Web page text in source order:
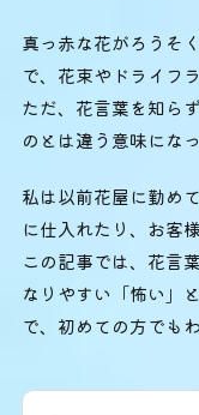
真っ赤な花がろうそ
で、花束やドライフ
ただ、花言葉を知ら
のとは違う意味にな
私は以前花屋に勤め
に仕入れたり、お客
この記事では、花言
なりやすい「怖い」
で、初めての方でも